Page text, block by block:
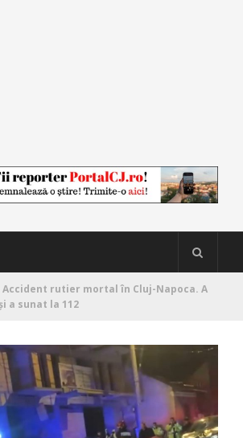
Accident rutier mortal în Cluj-Napoca. A
a sunat la 112